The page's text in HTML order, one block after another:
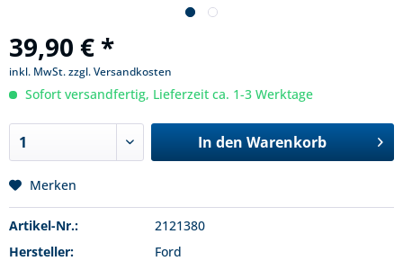
39,90 € *
inkl. MwSt.zzgl. Versandkosten
Sofort versandfertig, Lieferzeit ca. 1-3 Werktage
In den Warenkorb
Merken
Artikel-Nr.:
2121380
Hersteller:
Ford